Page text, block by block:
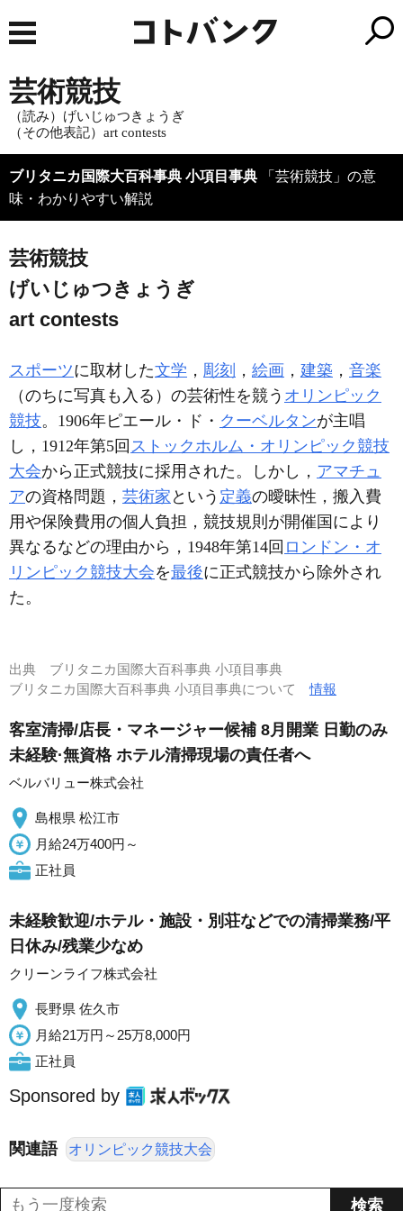
芸術競技
（読み）げいじゅつきょうぎ
（その他表記）art contests
ブリタニカ国際大百科事典 小項目事典 「芸術競技」の意
味・わかりやすい解説
芸術競技
げいじゅつきょうぎ
art contests
スポーツに取材した文学 ， 彫刻 ， 絵画 ， 建築 ， 音楽
（のちに写真も入る）の芸術性を競う オリンピック
競技。1906年ピエール・ド・ クーベルタンが主唱
し，1912年第5回 ストックホルム・オリンピック競技
大会から正式競技に採用された。しかし， アマチュ
アの資格問題， 芸術家 という 定義の曖昧性，搬入費
用や保険費用の個人負担，競技規則が開催国により
異なるなどの理由から，1948年第14回 ロンドン・オ
リンピック競技大会を最後に正式競技から除外され
た。
出典 ブリタニカ国際大百科事典 小項目事典
ブリタニカ国際大百科事典 小項目事典について情報
客室清掃/店長・マネージャー候補 8月開業 日勤のみ
未経験·無資格 ホテル清掃現場の責任者へ
ベルバリュー株式会社
島根県 松江市
月給24万400円～
正社員
未経験歓迎/ホテル・施設・別荘などでの清掃業務/平
日休み/残業少なめ
クリーンライフ株式会社
長野県 佐久市
月給21万円～25万8,000円
正社員
Sponsored by
関連語 オリンピック競技大会